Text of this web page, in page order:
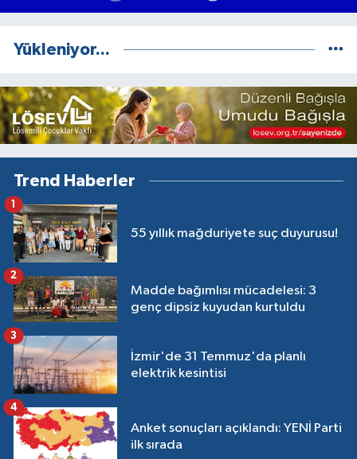
Yükleniyor...
Trend Haberler
55 yıllık mağduriyete suç duyurusu!
1
Madde bağımlısı mücadelesi: 3
genç dipsiz kuyudan kurtuldu
2
İzmir'de 31 Temmuz'da planlı
elektrik kesintisi
3
Anket sonuçları açıklandı: YENİ Parti
ilk sırada
4